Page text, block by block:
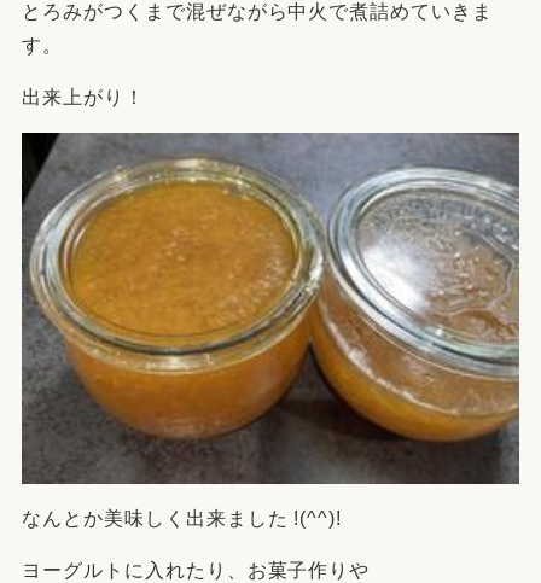
とろみがつくまで混ぜながら中火で煮詰めていきま
す。
出来上がり！
なんとか美味しく出来ました !(^^)!
ヨーグルトに入れたり、お菓子作りや